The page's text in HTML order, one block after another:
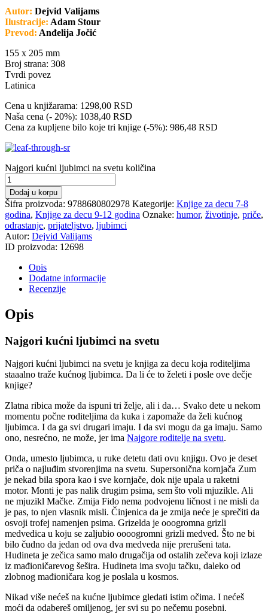
Autor: Dejvid Valijams
Ilustracije: Adam Stour
Prevod: Anđelija Jočić
155 x 205 mm
Broj strana: 308
Tvrdi povez
Latinica
Cena u knjižarama: 1298,00 RSD
Naša cena (- 20%): 1038,40 RSD
Cena za kupljene bilo koje tri knjige (-5%): 986,48 RSD
Najgori kućni ljubimci na svetu količina
Dodaj u korpu
Šifra proizvoda: 9788680802978 Kategorije: Knjige za decu 7-8
godina, Knjige za decu 9-12 godina Oznake: humor, životinje, priče,
odrastanje, prijateljstvo, ljubimci
Autor: Dejvid Valijams
ID proizvoda: 12698
Opis
Dodatne informacije
Recenzije
Opis
Najgori kućni ljubimci na svetu
Najgori kućni ljubimci na svetu je knjiga za decu koja roditeljima
staaalno traže kućnog ljubimca. Da li će to želeti i posle ove dečje
knjige?
Zlatna ribica može da ispuni tri želje, ali i da… Svako dete u nekom
momentu počne roditeljima da kuka i zapomaže da želi kućnog
ljubimca. I da ga svi drugari imaju. I da svi mogu da ga imaju. Samo
ono, nesrećno, ne može, jer ima Najgore roditelje na svetu.
Onda, umesto ljubimca, u ruke detetu dati ovu knjigu. Ovo je deset
priča o najluđim stvorenjima na svetu. Supersonična kornjača Zum
je nekad bila spora kao i sve kornjače, dok nije upala u raketni
motor. Monti je pas nalik drugim psima, sem što voli mjuzikle. Ali
ne mjuzikl Mačke. Zmija Fido nema podvojenu ličnost i ne misli da
je pas, to njen vlasnik misli. Činjenica da je zmija neće je sprečiti da
osvoji trofej namenjen psima. Grizelda je ooogromna grizli
medvedica u koju se zaljubio oooogromni grizli medved. Što ne bi
bilo čudno da jedan od ova dva medveda nije prerušeni tata.
Hudineta je zečica samo malo drugačija od ostalih zečeva koji izlaze
iz mađioničarevog šešira. Hudineta ima svoju tačku, daleko od
zlobnog mađioničara kog je poslala u kosmos.
Nikad više nećeš na kućne ljubimce gledati istim očima. I nećeš
moći da odabereš omiljenog, jer svi su po nečemu posebni.